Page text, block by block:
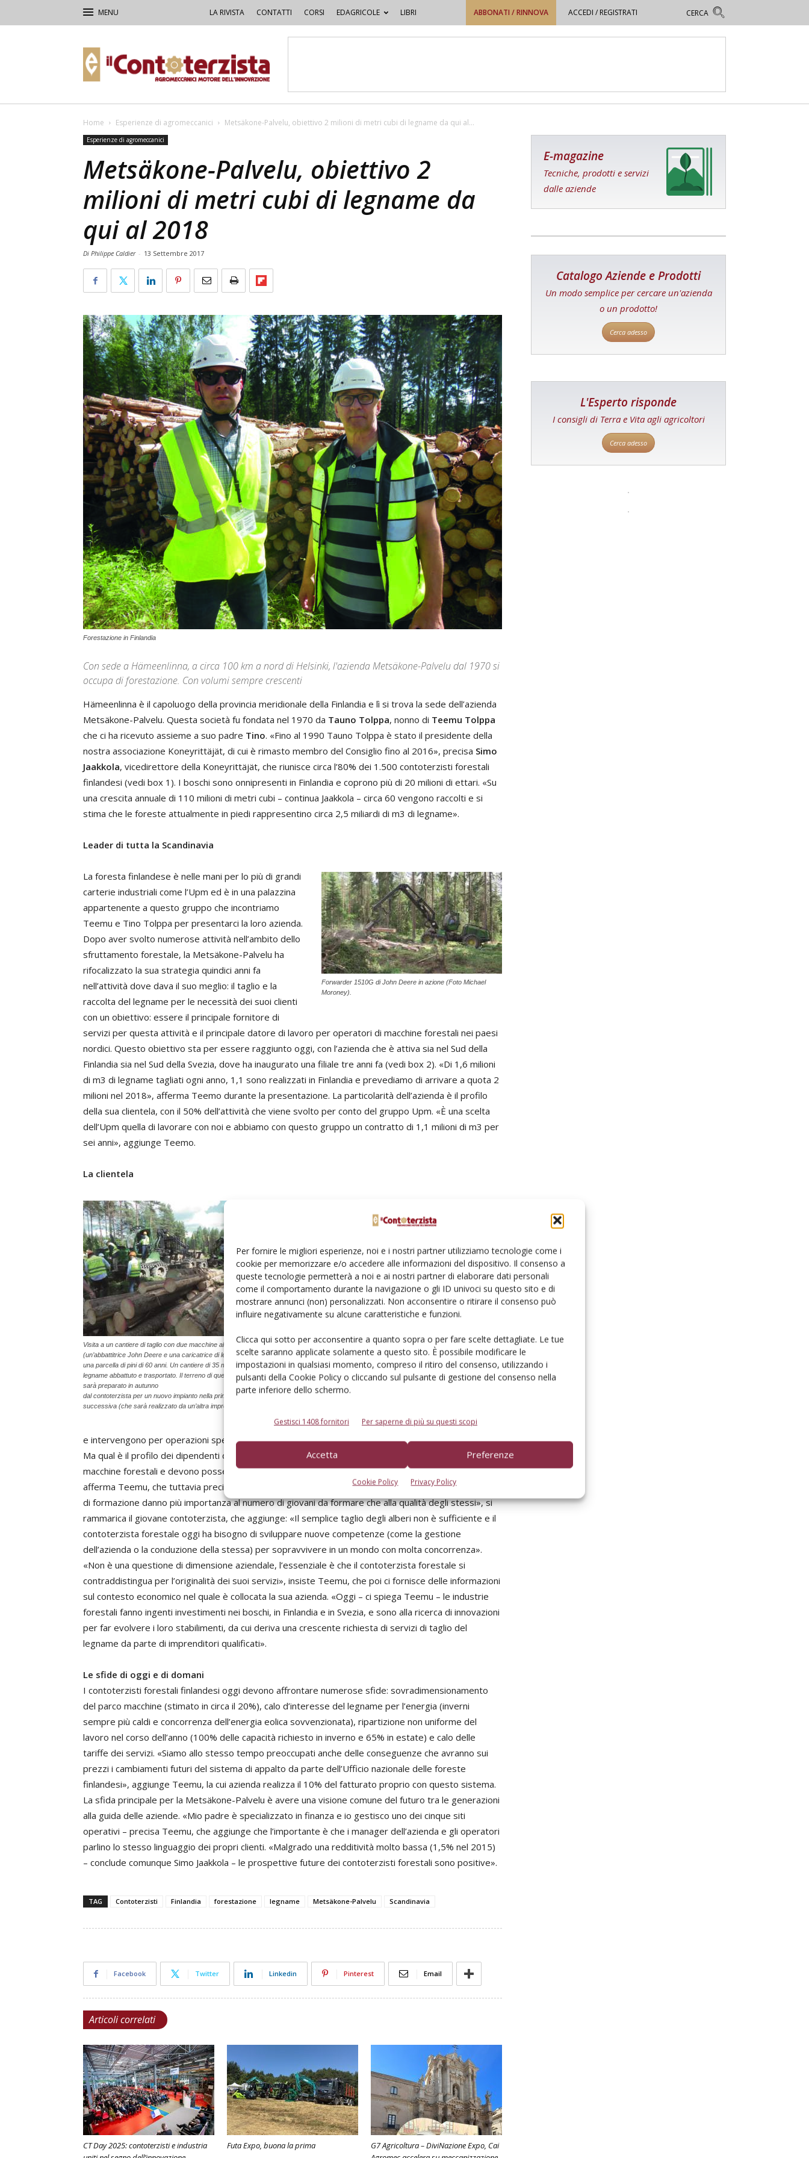
Per fornire le migliori esperienze, noi e i nostri partner utilizziamo tecnologie come i
cookie per memorizzare e/o accedere alle informazioni del dispositivo. Il consenso a
queste tecnologie permetterà a noi e ai nostri partner di elaborare dati personali
come il comportamento durante la navigazione o gli ID univoci su questo sito e di
mostrare annunci (non) personalizzati. Non acconsentire o ritirare il consenso può
influire negativamente su alcune caratteristiche e funzioni.
Clicca qui sotto per acconsentire a quanto sopra o per fare scelte dettagliate. Le tue
scelte saranno applicate solamente a questo sito. È possibile modificare le
impostazioni in qualsiasi momento, compreso il ritiro del consenso, utilizzando i
pulsanti della Cookie Policy o cliccando sul pulsante di gestione del consenso nella
parte inferiore dello schermo.
Gestisci 1408 fornitori Per saperne di più su questi scopi
Accetta Preferenze
Cookie Policy Privacy Policy
LA RIVISTA CONTATTI CORSI EDAGRICOLE LIBRI ABBONATI / RINNOVA ACCEDI / REGISTRATI
Contoterzista
Home Esperienze di agromeccanici Metsäkone-Palvelu, obiettivo 2 milioni di metri cubi di legname da qui al...
Esperienze di agromeccanici
Metsäkone-Palvelu, obiettivo 2
milioni di metri cubi di legname da
qui al 2018
Di Philippe Caldier - 13 Settembre 2017
Forestazione in Finlandia
Con sede a Hämeenlinna, a circa 100 km a nord di Helsinki, l'azienda Metsäkone-Palvelu dal 1970 si
occupa di forestazione. Con volumi sempre crescenti
Hämeenlinna è il capoluogo della provincia meridionale della Finlandia e lì si trova la sede dell’azienda
Metsäkone-Palvelu. Questa società fu fondata nel 1970 da Tauno Tolppa, nonno di Teemu Tolppa
che ci ha ricevuto assieme a suo padre Tino. «Fino al 1990 Tauno Tolppa è stato il presidente della
nostra associazione Koneyrittäjät, di cui è rimasto membro del Consiglio fino al 2016», precisa Simo
Jaakkola, vicedirettore della Koneyrittäjät, che riunisce circa l’80% dei 1.500 contoterzisti forestali
finlandesi (vedi box 1). I boschi sono onnipresenti in Finlandia e coprono più di 20 milioni di ettari. «Su
una crescita annuale di 110 milioni di metri cubi – continua Jaakkola – circa 60 vengono raccolti e si
stima che le foreste attualmente in piedi rappresentino circa 2,5 miliardi di m3 di legname».
Leader di tutta la Scandinavia
Forwarder 1510G di John Deere in azione (Foto Michael
Moroney).
La foresta finlandese è nelle mani per lo più di grandi
carterie industriali come l’Upm ed è in una palazzina
appartenente a questo gruppo che incontriamo
Teemu e Tino Tolppa per presentarci la loro azienda.
Dopo aver svolto numerose attività nell’ambito dello
sfruttamento forestale, la Metsäkone-Palvelu ha
rifocalizzato la sua strategia quindici anni fa
nell’attività dove dava il suo meglio: il taglio e la
raccolta del legname per le necessità dei suoi clienti
con un obiettivo: essere il principale fornitore di
servizi per questa attività e il principale datore di lavoro per operatori di macchine forestali nei paesi
nordici. Questo obiettivo sta per essere raggiunto oggi, con l’azienda che è attiva sia nel Sud della
Finlandia sia nel Sud della Svezia, dove ha inaugurato una filiale tre anni fa (vedi box 2). «Di 1,6 milioni
di m3 di legname tagliati ogni anno, 1,1 sono realizzati in Finlandia e prevediamo di arrivare a quota 2
milioni nel 2018», afferma Teemo durante la presentazione. La particolarità dell’azienda è il profilo
della sua clientela, con il 50% dell’attività che viene svolto per conto del gruppo Upm. «È una scelta
dell’Upm quella di lavorare con noi e abbiamo con questo gruppo un contratto di 1,1 milioni di m3 per
sei anni», aggiunge Teemo.
La clientela
Visita a un cantiere di taglio con due macchine al lavoro
(un’abbattitrice John Deere e una caricatrice di legname) su
una parcella di pini di 60 anni. Un cantiere di 35 m3/h di
legname abbattuto e trasportato. Il terreno di questa parcella
sarà preparato in autunno
dal contoterzista per un nuovo impianto nella primavera
successiva (che sarà realizzato da un’altra impresa).
Finlandia e in Svezia) dal profilo differente (carterie
segherie private). Teemu precisa qual è il sistema di
approvvigionamento del legno in Finlandia: i gruppi
industriali comprano il legno (per lo più da privati), il
contoterzista raccoglie e trasporta il legno su strada
e poi l’industriale lo trasforma nei propri stabilimenti. Il
Finlandia 10,80 €/m3 per un taglio pulito) e le tariffe
della Metsäkone-Palvelu variano da 7 a 13-14 €/m3 a
seconda dei clienti e del tipo di taglio. «Meno del 10%
del nostro fatturato proviene dal subappalto con altri
sono in genere di piccole dimensioni (1-2 dipendenti)
e intervengono per operazioni specifiche.
Ma qual è il profilo dei dipendenti della Metsäkone-Palvelu? «Abbiamo più di 100 conducenti di
macchine forestali e devono possedere le qualità richieste in più ambiti (guida, sicurezza, ambiente)»,
afferma Teemu, che tuttavia precisa anche quanto sia difficile trovare personale qualificato. «I centri
di formazione danno più importanza al numero di giovani da formare che alla qualità degli stessi», si
rammarica il giovane contoterzista, che aggiunge: «Il semplice taglio degli alberi non è sufficiente e il
contoterzista forestale oggi ha bisogno di sviluppare nuove competenze (come la gestione
dell’azienda o la conduzione della stessa) per sopravvivere in un mondo con molta concorrenza».
«Non è una questione di dimensione aziendale, l’essenziale è che il contoterzista forestale si
contraddistingua per l’originalità dei suoi servizi», insiste Teemu, che poi ci fornisce delle informazioni
sul contesto economico nel quale è collocata la sua azienda. «Oggi – ci spiega Teemu – le industrie
forestali fanno ingenti investimenti nei boschi, in Finlandia e in Svezia, e sono alla ricerca di innovazioni
per far evolvere i loro stabilimenti, da cui deriva una crescente richiesta di servizi di taglio del
legname da parte di imprenditori qualificati».
Le sfide di oggi e di domani
I contoterzisti forestali finlandesi oggi devono affrontare numerose sfide: sovradimensionamento
del parco macchine (stimato in circa il 20%), calo d’interesse del legname per l’energia (inverni
sempre più caldi e concorrenza dell’energia eolica sovvenzionata), ripartizione non uniforme del
lavoro nel corso dell’anno (100% delle capacità richiesto in inverno e 65% in estate) e calo delle
tariffe dei servizi. «Siamo allo stesso tempo preoccupati anche delle conseguenze che avranno sui
prezzi i cambiamenti futuri del sistema di appalto da parte dell’Ufficio nazionale delle foreste
finlandesi», aggiunge Teemu, la cui azienda realizza il 10% del fatturato proprio con questo sistema.
La sfida principale per la Metsäkone-Palvelu è avere una visione comune del futuro tra le generazioni
alla guida delle aziende. «Mio padre è specializzato in finanza e io gestisco uno dei cinque siti
operativi – precisa Teemu, che aggiunge che l’importante è che i manager dell’azienda e gli operatori
parlino lo stesso linguaggio dei propri clienti. «Malgrado una redditività molto bassa (1,5% nel 2015)
– conclude comunque Simo Jaakkola – le prospettive future dei contoterzisti forestali sono positive».
TAG Contoterzisti Finlandia forestazione legname Metsäkone-Palvelu Scandinavia
Facebook Twitter Linkedin Pinterest Email
Articoli correlati
CT Day 2025: contoterzisti e industria
Futa Expo, buona la prima
G7 Agricoltura – DiviNazione Expo, Cai
E-magazine
Tecniche, prodotti e servizi
dalle aziende
Catalogo Aziende e Prodotti
Un modo semplice per cercare un'azienda
o un prodotto!
Cerca adesso
L'Esperto risponde
I consigli di Terra e Vita agli agricoltori
Cerca adesso